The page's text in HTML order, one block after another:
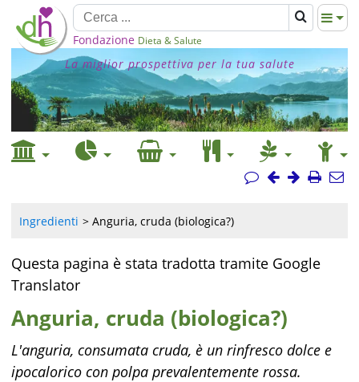
Fondazione Dieta & Salute
La miglior prospettiva per la tua salute
Ingredienti Anguria, cruda (biologica?)
Questa pagina è stata tradotta tramite Google
Translator
Anguria, cruda (biologica?)
L'anguria, consumata cruda, è un rinfresco dolce e
ipocalorico con polpa prevalentemente rossa.